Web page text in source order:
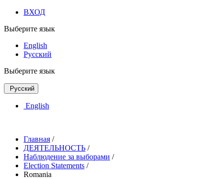
ВХОД
Выберите язык
English
Русский
Выберите язык
Русский
English
Главная /
ДЕЯТЕЛЬНОСТЬ /
Наблюдение за выборами /
Election Statements /
Romania